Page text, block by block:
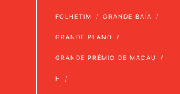
FOLHETIM GRANDE BAÍA
GRANDE PLANO
GRANDE PRÉMIO DE MACAU
H